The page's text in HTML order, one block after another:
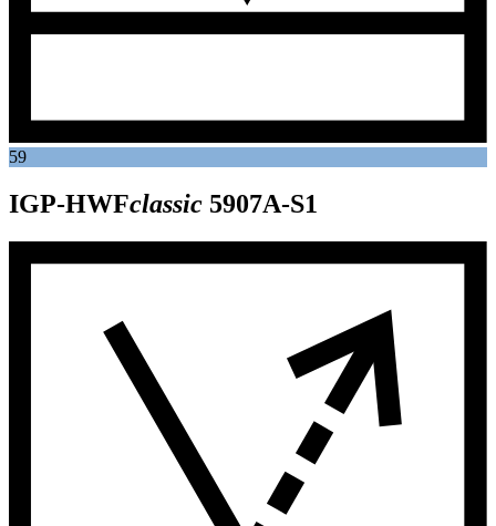
59
IGP-HWFclassic 5907A-S1